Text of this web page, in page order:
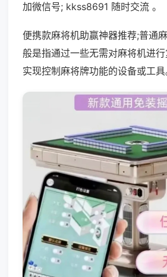
加微信号; kkss8691 随时交流 。
便携款麻将机助赢神器推荐;普通
般是指通过一些无需对麻将机进
实现控制麻将牌功能的设备或工具